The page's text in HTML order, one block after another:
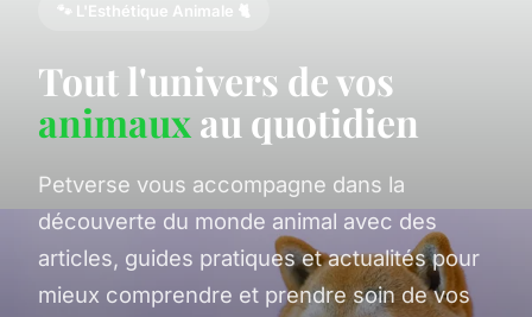
🐾 L'Esthétique Animale 🐈
Tout l'univers de vos
animauxau quotidien
Petverse vous accompagne dans la
découverte du monde animal avec des
articles, guides pratiques et actualités pour
mieux comprendre et prendre soin de vos